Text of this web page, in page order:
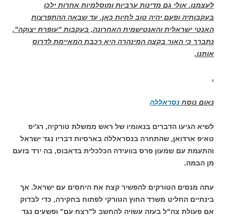
לעצמנו. אולי גם מדינות ערביות ומוסלמיות אחרות ילכו
בעקבותיה ופעם יהיה טוב לחיות כאן. עד שבאה ההתפרצות
האנטי ישראלית והאנטישמית האחרונה, בעקבות "עופרת יצוקה".
נתברר כי האור בקצה המינהרה היא רכבת המאיימת לדרוס
אותנו.
.
נאום נוסח נסראללה
לשיא הגיעו הדברים בנאומיו של ראש ממשלת טורקיה, רג'יפ
טאיפ ארדואן, שהתחרה בנסראללה בארסיות דבריו נגד ישראל
והתעמת עם שמעון פרס בוועידה הכלכלית בדאבוס, בה ירד בזעם
מן הבמה.
עתה מנסים הטורקים להפשיר קצת את היחסים עם ישראל. אך
בינתיים החליט משרד החוץ הטורקי לפתוח בחקירה, כדי לבדוק
אם פעולת צה"ל בעזה עשויה להחשב ל"רצח עם" ופשעים נגד